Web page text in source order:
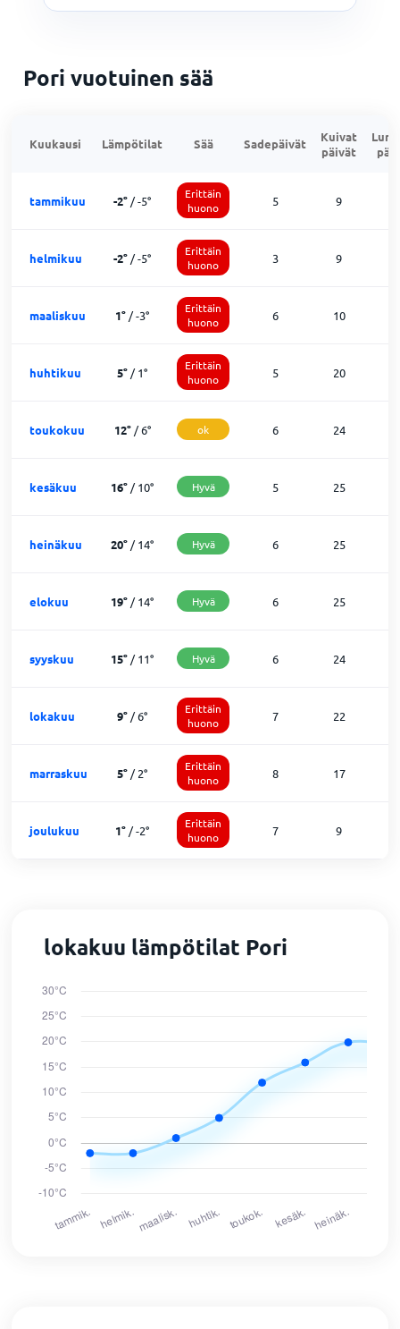
Pori vuotuinen sää
Kuukausi Lämpötilat Sää Sadepäivät
Kuivat
päivät
tammikuu -2° /-5°
Erittäin
huono
5 9
helmikuu -2° /-5°
Erittäin
huono
3 9
maaliskuu 1° /-3°
Erittäin
huono
6 10
huhtikuu 5° /1°
Erittäin
huono
5 20
toukokuu 12°/6° ok 6 24
kesäkuu 16° /10° Hyvä 5 25
heinäkuu 20° /14° Hyvä 6 25
elokuu 19° /14° Hyvä 6 25
syyskuu 15° /11° Hyvä 6 24
lokakuu 9° /6°
Erittäin
huono
7 22
marraskuu 5° /2°
Erittäin
huono
8 17
joulukuu 1° /-2°
Erittäin
huono
7 9
lokakuu lämpötilat Pori